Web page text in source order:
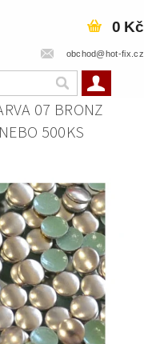
obchod@hot-fix.cz
0 Kč
07 BRONZ
500KS